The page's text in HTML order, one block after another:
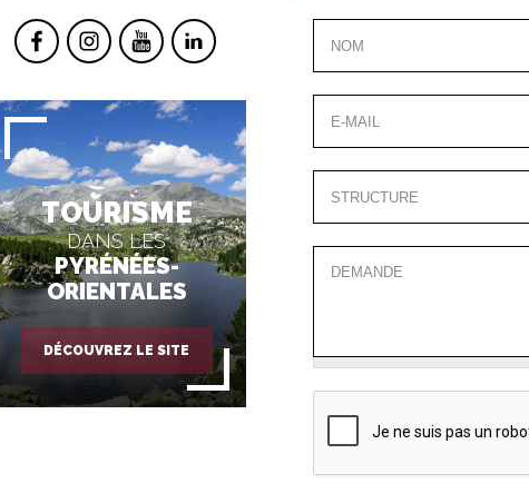
TOURISME
DANS LES
PYRÉNÉES-
ORIENTALES
DÉCOUVREZ LE SITE